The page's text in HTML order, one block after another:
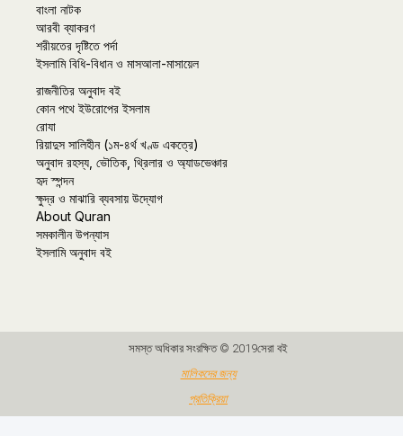
বাংলা নাটক
আরবী ব্যাকরণ
শরীয়তের দৃষ্টিতে পর্দা
ইসলামি বিধি-বিধান ও মাসআলা-মাসায়েল
রাজনীতির অনুবাদ বই
কোন পথে ইউরোপের ইসলাম
রোযা
রিয়াদুস সালিহীন (১ম-৪র্থ খণ্ড একত্রে)
অনুবাদ রহস্য, ভৌতিক, থ্রিলার ও অ্যাডভেঞ্চার
হৃদ স্পন্দন
ক্ষুদ্র ও মাঝারি ব্যবসায় উদ্যোগ
About Quran
সমকালীন উপন্যাস
ইসলামি অনুবাদ বই
সমস্ত অধিকার সংরক্ষিত © 2019সেরা বই
মালিকদের জন্য
প্রতিক্রিয়া